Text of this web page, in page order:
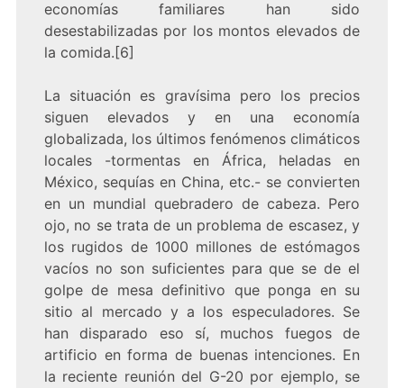
economías familiares han sido
desestabilizadas por los montos elevados de
la comida.[6]
La situación es gravísima pero los precios
siguen elevados y en una economía
globalizada, los últimos fenómenos climáticos
locales -tormentas en África, heladas en
México, sequías en China, etc.- se convierten
en un mundial quebradero de cabeza. Pero
ojo, no se trata de un problema de escasez, y
los rugidos de 1000 millones de estómagos
vacíos no son suficientes para que se de el
golpe de mesa definitivo que ponga en su
sitio al mercado y a los especuladores. Se
han disparado eso sí, muchos fuegos de
artificio en forma de buenas intenciones. En
la reciente reunión del G-20 por ejemplo, se